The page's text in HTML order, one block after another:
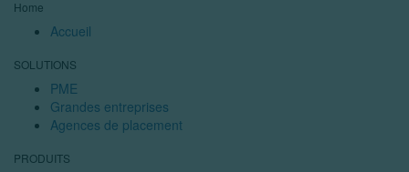
Home
Accueil
SOLUTIONS
PME
Grandes entreprises
Agences de placement
PRODUITS